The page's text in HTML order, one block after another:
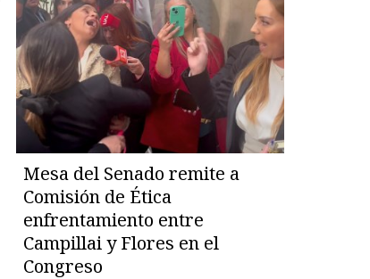
Mesa del Senado remite a
Comisión de Ética
enfrentamiento entre
Campillai y Flores en el
Congreso